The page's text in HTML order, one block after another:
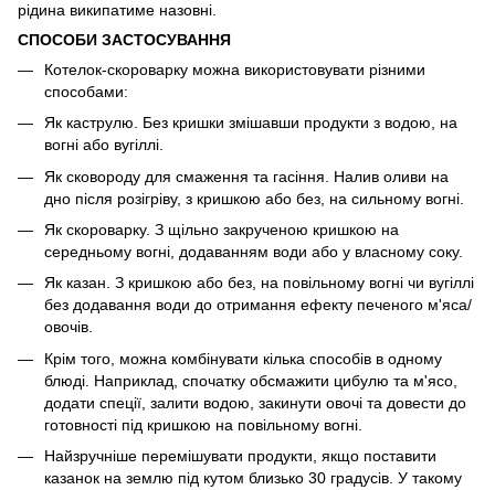
рідина википатиме назовні.
СПОСОБИ ЗАСТОСУВАННЯ
Котелок-скороварку можна використовувати різними
способами:
Як каструлю. Без кришки змішавши продукти з водою, на
вогні або вугіллі.
Як сковороду для смаження та гасіння. Налив оливи на
дно після розігріву, з кришкою або без, на сильному вогні.
Як скороварку. З щільно закрученою кришкою на
середньому вогні, додаванням води або у власному соку.
Як казан. З кришкою або без, на повільному вогні чи вугіллі
без додавання води до отримання ефекту печеного м'яса/
овочів.
Крім того, можна комбінувати кілька способів в одному
блюді. Наприклад, спочатку обсмажити цибулю та м'ясо,
додати спеції, залити водою, закинути овочі та довести до
готовності під кришкою на повільному вогні.
Найзручніше перемішувати продукти, якщо поставити
казанок на землю під кутом близько 30 градусів. У такому